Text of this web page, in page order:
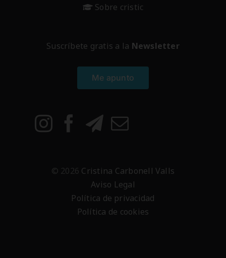
Sobre cristic
Suscríbete gratis a la Newsletter
Me apunto
© 2026 Cristina Carbonell Valls
Aviso Legal
Política de privacidad
Política de cookies